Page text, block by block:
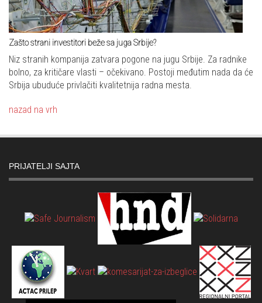
Zašto strani investitori beže sa juga Srbije?
Niz stranih kompanija zatvara pogone na jugu Srbije. Za radnike
bolno, za kritičare vlasti – očekivano. Postoji međutim nada da će
Srbija ubuduće privlačiti kvalitetnija radna mesta.
nazad na vrh
PRIJATELJI SAJTA